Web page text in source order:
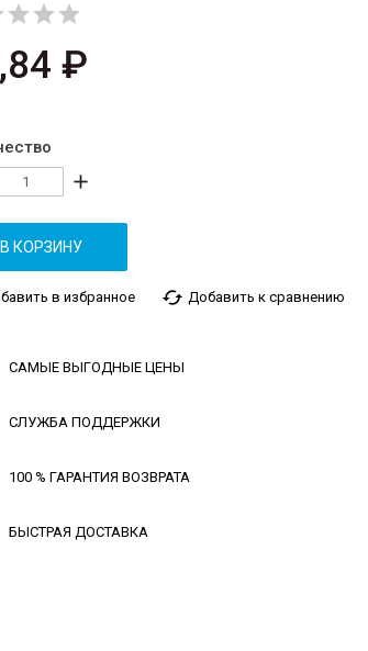

₽
add
В КОРЗИНУ
в избранное cached Добавить к сравнению
САМЫЕ ВЫГОДНЫЕ ЦЕНЫ
СЛУЖБА ПОДДЕРЖКИ
100 % ГАРАНТИЯ ВОЗВРАТА
БЫСТРАЯ ДОСТАВКА